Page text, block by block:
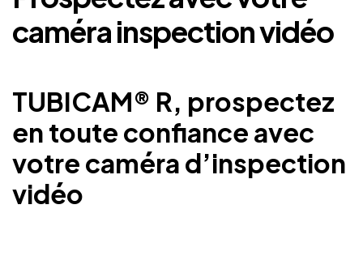
caméra inspection vidéo
TUBICAM® R, prospectez
en toute confiance avec
votre caméra d’inspection
vidéo